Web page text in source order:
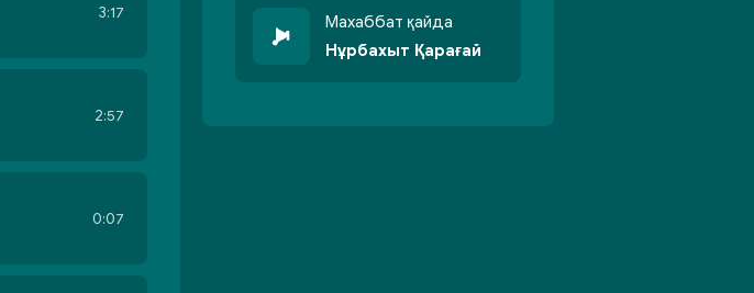
3:17
2:57
0:07
Махаббат қайда
Нұрбахыт Қарағай